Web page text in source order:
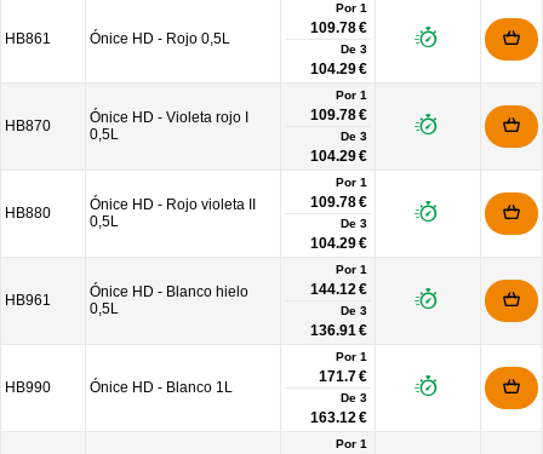
HB861 Ónice HD - Rojo 0,5L
Por 1
109.78 €
De 3
104.29 €
HB870
Ónice HD - Violeta rojo I
0,5L
Por 1
109.78 €
De 3
104.29 €
HB880
Ónice HD - Rojo violeta II
0,5L
Por 1
109.78 €
De 3
104.29 €
HB961
Ónice HD - Blanco hielo
0,5L
Por 1
144.12 €
De 3
136.91 €
HB990 Ónice HD - Blanco 1L
Por 1
171.7 €
De 3
163.12 €
Por 1